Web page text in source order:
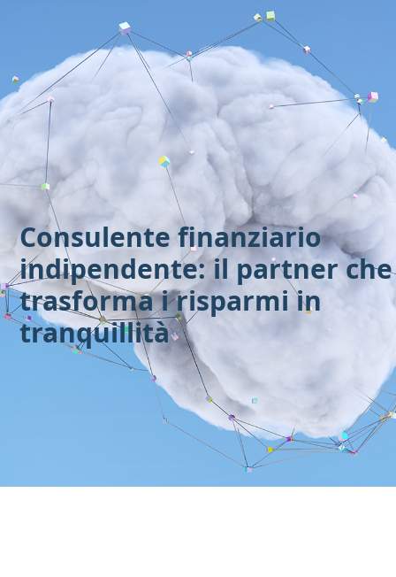
contenuto
Consulente finanziario
indipendente: il partner che
trasforma i risparmi in
tranquillità